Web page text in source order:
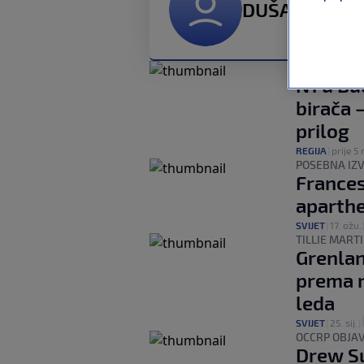
DUŠAN
N1 u
birača
prilog
REGIJA prije 5
POSEBNA
SVIJET 17. ožu.
TILLIE
prema
leda
SVIJET 25. sij.
OCCRP
Drew